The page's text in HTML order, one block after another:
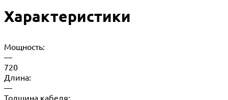
Характеристики
Мощность:
—
720
Длина:
—
Толщина кабеля: